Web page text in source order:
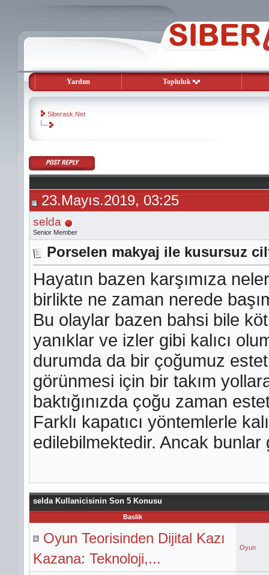
Yardım Topluluk
Siberask.Net
evooli
gaziantep
escort
gaziantep
escort23.Mayıs.2019, 03:25
selda
Senior Member
Porselen makyaj ile kusursuz
Hayatın bazen karşımıza
birlikte ne zaman nerede
Bu olaylar bazen bahsi bile
yanıklar ve izler gibi kalıcı
durumda da bir çoğumuz
görünmesi için bir takım
baktığınızda çoğu zaman
Farklı kapatıcı yöntemlerle
edilebilmektedir. Ancak
selda Kullanicisinin Son 5 Konusu
Baslik
Oyun Teorisinden Dijital Kazı
Kazana: Teknoloji,...
Oyun